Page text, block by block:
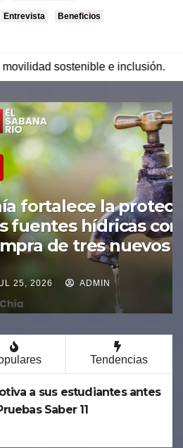
Entrevista Beneficios
Chía fortalece la
la protección de
con la
nuevos predios
Tendencias
a sus estudiantes antes
Saber 11